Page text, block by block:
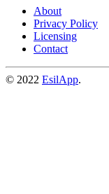
About
Privacy Policy
Licensing
Contact
© 2022 EsilApp.